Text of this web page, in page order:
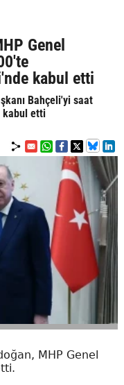
Genel
kabul etti
Bahçeli'yi saat
kabul etti
MHP Genel